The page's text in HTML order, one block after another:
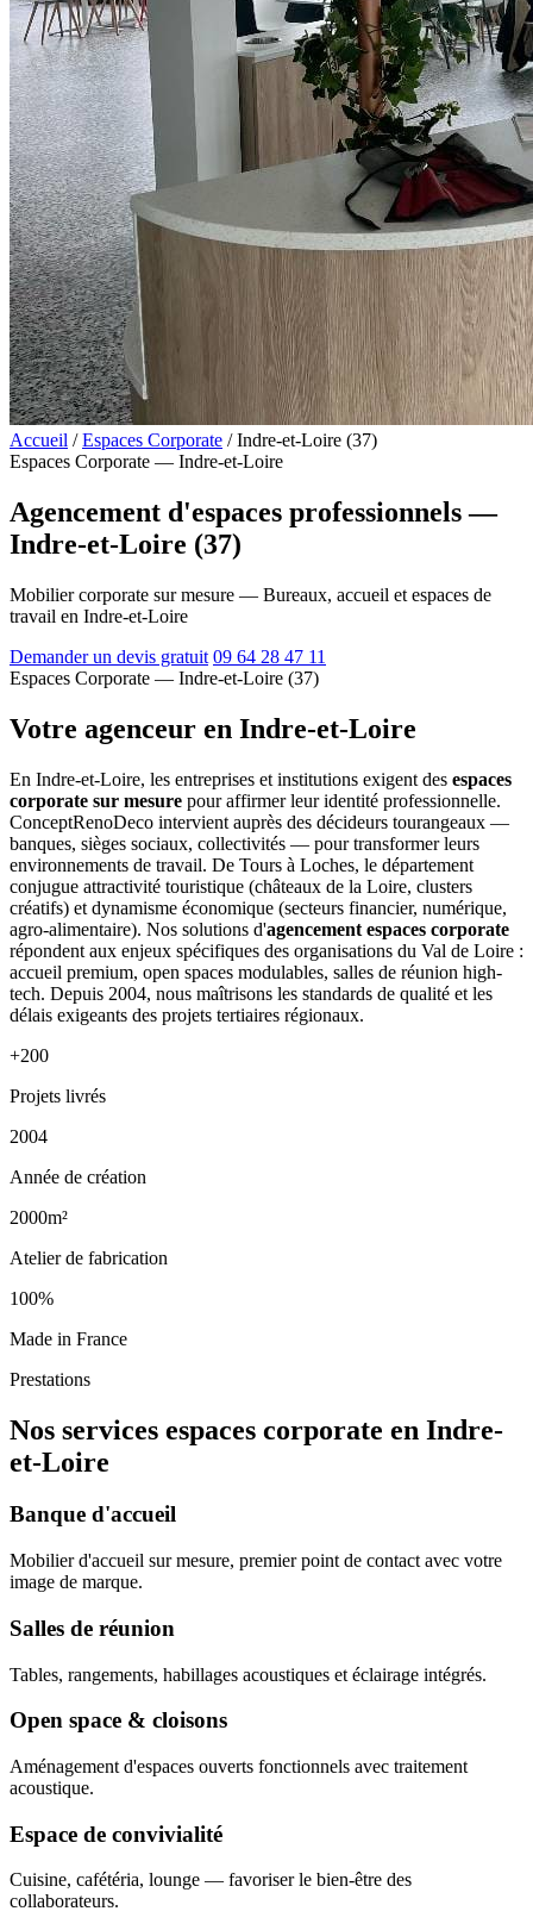
Accueil / Espaces Corporate / Indre-et-Loire (37)
Espaces Corporate — Indre-et-Loire
Agencement d'espaces professionnels —
Indre-et-Loire (37)
Mobilier corporate sur mesure — Bureaux, accueil et espaces de
travail en Indre-et-Loire
Demander un devis gratuit 09 64 28 47 11
Espaces Corporate — Indre-et-Loire (37)
Votre agenceur en Indre-et-Loire
En Indre-et-Loire, les entreprises et institutions exigent des espaces
corporate sur mesure pour affirmer leur identité professionnelle.
ConceptRenoDeco intervient auprès des décideurs tourangeaux —
banques, sièges sociaux, collectivités — pour transformer leurs
environnements de travail. De Tours à Loches, le département
conjugue attractivité touristique (châteaux de la Loire, clusters
créatifs) et dynamisme économique (secteurs financier, numérique,
agro-alimentaire). Nos solutions d'agencement espaces corporate
répondent aux enjeux spécifiques des organisations du Val de Loire :
accueil premium, open spaces modulables, salles de réunion high-
tech. Depuis 2004, nous maîtrisons les standards de qualité et les
délais exigeants des projets tertiaires régionaux.
+200
Projets livrés
2004
Année de création
2000m²
Atelier de fabrication
100%
Made in France
Prestations
Nos services espaces corporate en Indre-
et-Loire
Banque d'accueil
Mobilier d'accueil sur mesure, premier point de contact avec votre
image de marque.
Salles de réunion
Tables, rangements, habillages acoustiques et éclairage intégrés.
Open space & cloisons
Aménagement d'espaces ouverts fonctionnels avec traitement
acoustique.
Espace de convivialité
Cuisine, cafétéria, lounge — favoriser le bien-être des
collaborateurs.